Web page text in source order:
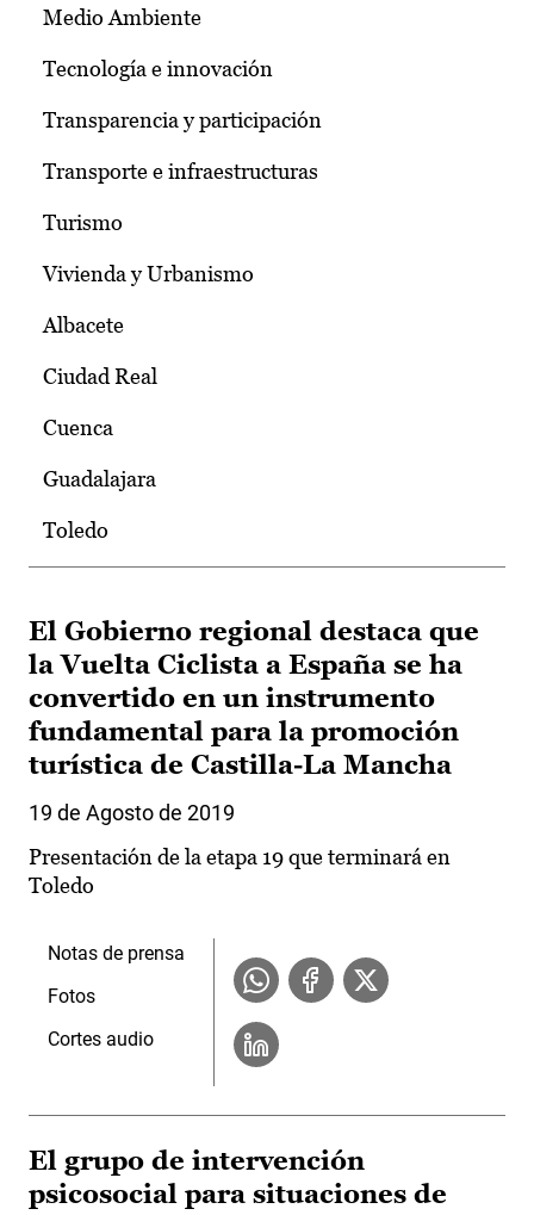
Medio Ambiente
Tecnología e innovación
Transparencia y participación
Transporte e infraestructuras
Turismo
Vivienda y Urbanismo
Albacete
Ciudad Real
Cuenca
Guadalajara
Toledo
El Gobierno regional destaca que
la Vuelta Ciclista a España se ha
convertido en un instrumento
fundamental para la promoción
turística de Castilla-La Mancha
19 de Agosto de 2019
Presentación de la etapa 19 que terminará en
Toledo
Notas de prensa
Fotos
Cortes audio
El grupo de intervención
psicosocial para situaciones de